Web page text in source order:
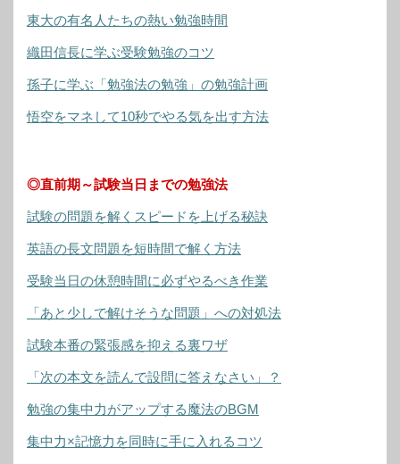
東大の有名人たちの熱い勉強時間
織田信長に学ぶ受験勉強のコツ
孫子に学ぶ「勉強法の勉強」の勉強計画
悟空をマネして10秒でやる気を出す方法
◎直前期～試験当日までの勉強法
試験の問題を解くスピードを上げる秘訣
英語の長文問題を短時間で解く方法
受験当日の休憩時間に必ずやるべき作業
「あと少しで解けそうな問題」への対処法
試験本番の緊張感を抑える裏ワザ
「次の本文を読んで設問に答えなさい」？
勉強の集中力がアップする魔法のBGM
集中力×記憶力を同時に手に入れるコツ